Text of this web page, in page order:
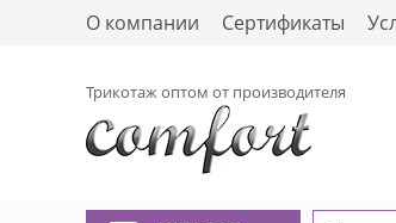
О компании Сертификаты
Трикотаж оптом от производителя